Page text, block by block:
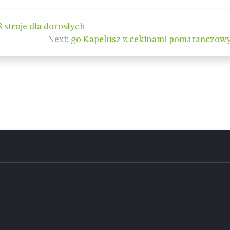
stroje dla dorosłych
Next: go Kapelusz z cekinami